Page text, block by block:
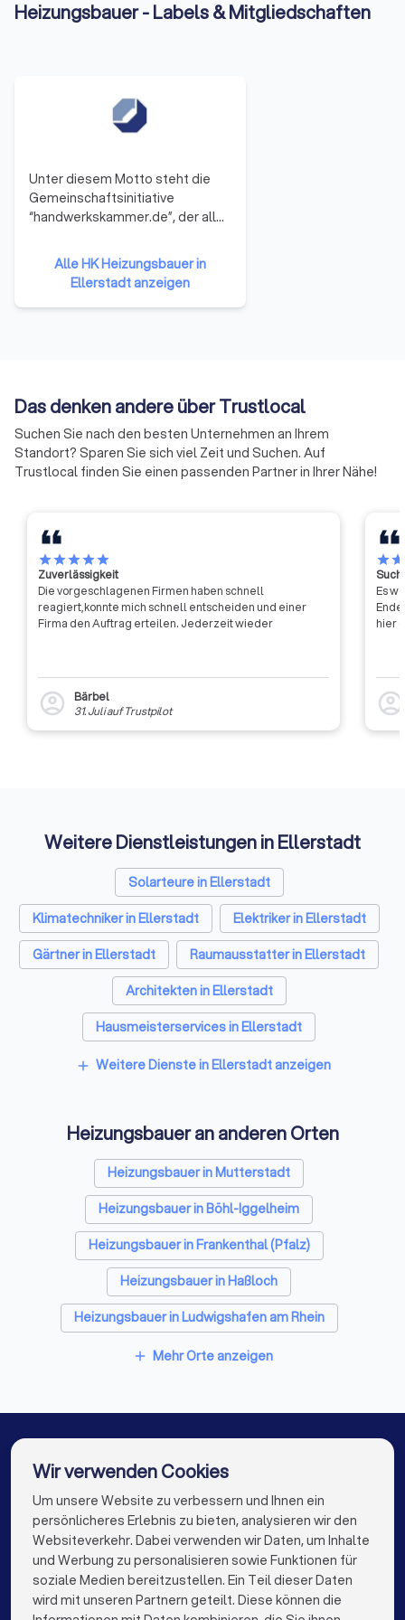
Heizungsbauer - Labels & Mitgliedschaften
Unter diesem Motto steht die
Gemeinschaftsinitiative
“handwerkskammer.de”, der alle
angehören. Sie repräsentieren
damit das gesamte Handwerk in
der Bundesrepublik Deutschland.
Die Mitglieder haben sich darauf
der Handwerkskammern
effizienter und effektiver
werden.
Alle HK Heizungsbauer in
Ellerstadt anzeigen
Das denken andere über Trustlocal
Suchen Sie nach den besten Unternehmen an Ihrem
Standort? Sparen Sie sich viel Zeit und Suchen. Auf
Trustlocal finden Sie einen passenden Partner in Ihrer Nähe!
starstarstarstarstar
Zuverlässigkeit
Die vorgeschlagenen Firmen haben schnell
reagiert,konnte mich schnell entscheiden und einer
Firma den Auftrag erteilen. Jederzeit wieder
account_circle
Bärbel
31. Juliauf Trustpilot
starstar
Es
hier
account_circle
Weitere Dienstleistungen in Ellerstadt
Solarteure in Ellerstadt
Klimatechniker in Ellerstadt
Elektriker in Ellerstadt
Gärtner in Ellerstadt
Raumausstatter in Ellerstadt
Architekten in Ellerstadt
Hausmeisterservices in Ellerstadt
Schreiner in Ellerstadt
add Weitere Dienste in Ellerstadt anzeigen
Heizungsbauer an anderen Orten
Heizungsbauer in Mutterstadt
Heizungsbauer in Böhl-Iggelheim
Heizungsbauer in Frankenthal (Pfalz)
Heizungsbauer in Haßloch
Heizungsbauer in Ludwigshafen am Rhein
Heizungsbauer in Schifferstadt
Heizungsbauer in Neustadt an der Weinstraße
Heizungsbauer in Mannheim
Heizungsbauer in Berlin
Heizungsbauer in Hamburg
Heizungsbauer in München
Heizungsbauer in Köln
Heizungsbauer in Frankfurt am Main
add Mehr Orte anzeigen
Die besten Heizungsbauer für Sie
info@trustlocal.de
Wir verwenden Cookies
Um unsere Website zu verbessern und Ihnen ein
persönlicheres Erlebnis zu bieten, analysieren wir den
Websiteverkehr. Dabei verwenden wir Daten, um Inhalte
und Werbung zu personalisieren sowie Funktionen für
soziale Medien bereitzustellen. Ein Teil dieser Daten
wird mit unseren Partnern geteilt. Diese können die